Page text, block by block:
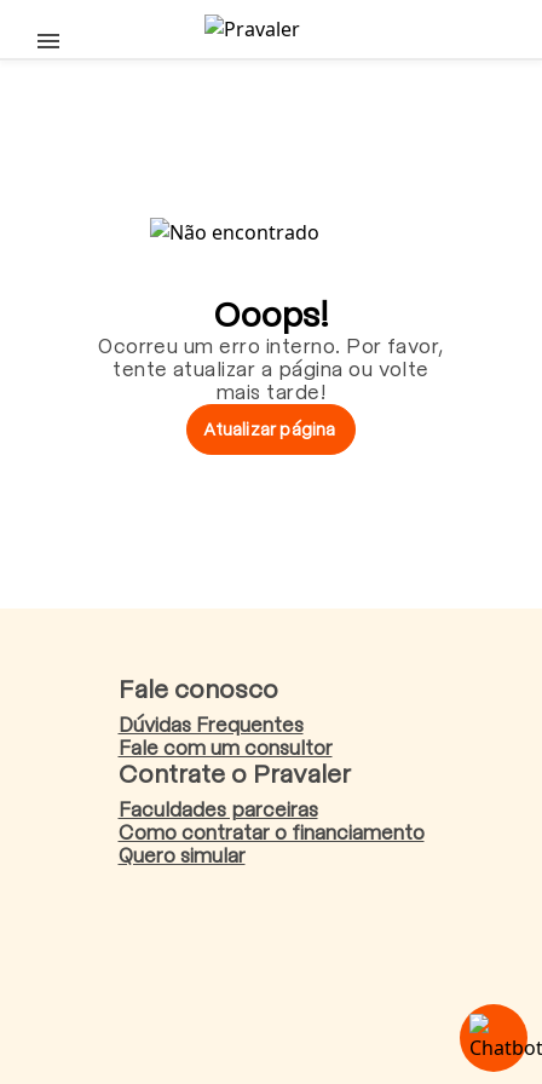
Pular para o conteúdo principal
Ooops!
Ocorreu um erro interno. Por favor,
tente atualizar a página ou volte
mais tarde!
Atualizar página
Fale conosco
Dúvidas Frequentes
Fale com um consultor
Contrate o Pravaler
Faculdades parceiras
Como contratar o financiamento
Quero simular